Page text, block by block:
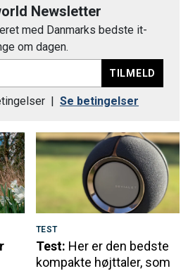
Newsletter
med Danmarks bedste it-
om dagen.
TILMELD
| Se betingelser
TEST
Test: Her er den bedste
kompakte højttaler, som